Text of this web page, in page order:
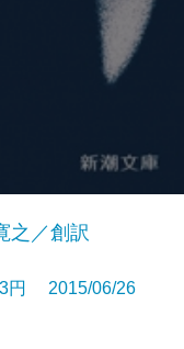
之／創訳
円 2015/06/26